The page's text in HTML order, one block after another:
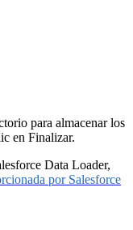
para almacenar los
en Finalizar.
Data Loader,
por Salesforce